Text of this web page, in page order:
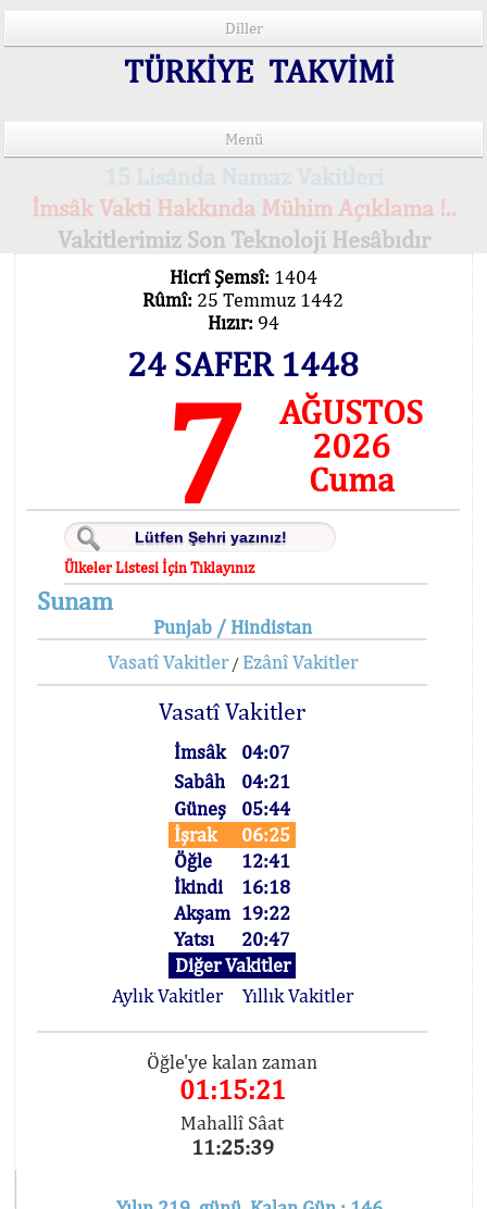
Diller
TÜRKİYE TAKVİMİ
Menü
İmsâk Vakti Hakkında Mühim Açıklama !..
Vakitlerimiz Son Teknoloji Hesâbıdır
Hicrî Şemsî: 1404
Rûmî: 25 Temmuz 1442
Hızır: 94
24 SAFER 1448
7
AĞUSTOS
2026
Cuma
Ülkeler Listesi İçin Tıklayınız
Sunam
Punjab / Hindistan
Vasatî Vakitler/ Ezânî Vakitler
Vasatî Vakitler
İmsâk
04:07
Sabâh
04:21
Güneş
05:44
İşrak
06:25
Öğle
12:41
İkindi
16:18
Akşam 19:22
Yatsı
20:47
Diğer Vakitler
Aylık Vakitler
Yıllık Vakitler
Öğle'ye kalan zaman
01:15:21
Mahallî Sâat
11:25:39